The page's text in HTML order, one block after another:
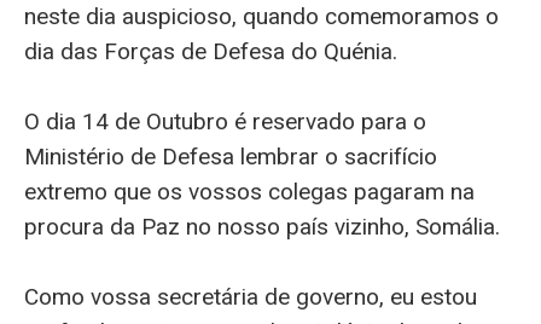
neste dia auspicioso, quando comemoramos o
dia das Forças de Defesa do Quénia.
O dia 14 de Outubro é reservado para o
Ministério de Defesa lembrar o sacrifício
extremo que os vossos colegas pagaram na
procura da Paz no nosso país vizinho, Somália.
Como vossa secretária de governo, eu estou